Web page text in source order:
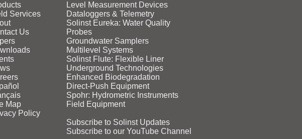
Services
Us
Map
Policy
Level Measurement Devices
Dataloggers & Telemetry
Solinst Eureka: Water Quality
Probes
Groundwater Samplers
Multilevel Systems
Solinst Flute: Flexible Liner
Underground Technologies
Enhanced Biodegradation
Direct‑Push Equipment
Spohr: Hydrometric Instruments
Field Equipment
Subscribe to Solinst Updates
Subscribe to our YouTube Channel